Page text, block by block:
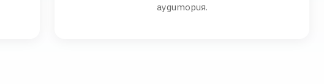
аудитория.